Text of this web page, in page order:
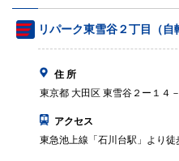
リパーク東雪谷２丁目（自
住 所
東京都 大田区 東雪谷２ー１４
アクセス
東急池上線「石川台駅」より徒